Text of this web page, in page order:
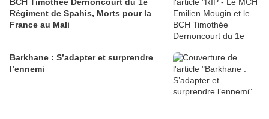
Régiment de Spahis, Morts pour la
France au Mali
Barkhane : S’adapter et surprendre
l’ennemi